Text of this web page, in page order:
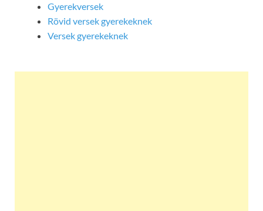
Gyerekversek
Rövid versek gyerekeknek
Versek gyerekeknek